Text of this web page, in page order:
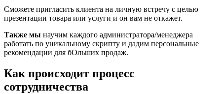
Сможете пригласить клиента на личную встречу с целью
презентации товара или услуги и он вам не откажет.
Также мы научим каждого администратора/менеджера
работать по уникальному скрипту и дадим персональные
рекомендации для бОльших продаж.
Как происходит процесс
сотрудничества